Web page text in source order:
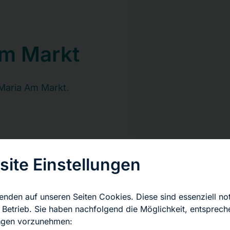
Markt
Am Markt.
in unserem
Einstellungen
auf unseren Seiten Cookies. Diese sind essenziell
Sie haben nachfolgend die Möglichkeit,
vorzunehmen: